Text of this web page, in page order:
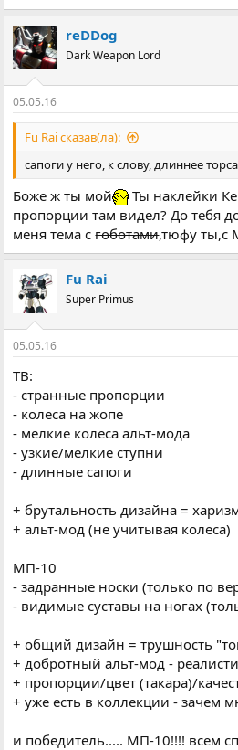
reDDog
Dark Weapon Lord
05.05.16
Fu Rai сказав(ла):
сапоги у него, к слову, длиннее
Боже ж ты мой
Ты наклейки
пропорции там видел? До тебя
меня тема сгоботами,тюфу ты,с
Fu Rai
Super Primus
05.05.16
ТВ:
- странные пропорции
- колеса на жопе
- мелкие колеса альт-мода
- узкие/мелкие ступни
- длинные сапоги
+ брутальность дизайна =
+ альт-мод (не учитывая колеса)
МП-10
- задранные носки (только по
- видимые суставы на ногах
+ общий дизайн = трушность
+ добротный альт-мод -
+ пропорции/цвет (такара)/
+ уже есть в коллекции - зачем
и победитель..... МП-10!!!! всем